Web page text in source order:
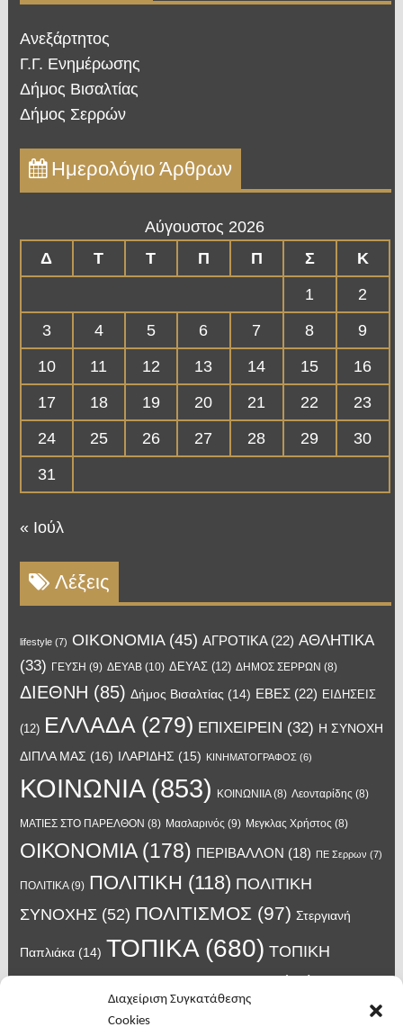
Διαχείριση Συγκατάθεσης
Cookies
Ανεξάρτητος
Γ.Γ. Ενημέρωσης
Δήμος Βισαλτίας
Δήμος Σερρών
Ημερολόγιο Άρθρων
Αύγουστος 2026
Δ
Τ Τ Π Π Σ
Κ
1
2
3
4 5 6 7 8
9
10
11 12 13 14 15
16
17
18 19 20 21 22
23
24
25 26 27 28 29
30
31
« Ιούλ
Λέξεις
lifestyle(7) OIKONOMIA(45) ΑΓΡΟΤΙΚΑ(22) ΑΘΛΗΤΙΚΑ
(33) ΓΕΥΣΗ (9) ΔΕΥΑΒ(10) ΔΕΥΑΣ(12) ΔΗΜΟΣ ΣΕΡΡΩΝ (8)
ΔΙΕΘΝΗ (85) Δήμος Βισαλτίας (14) ΕΒΕΣ(22) ΕΙΔΗΣΕΙΣ
(12) ΕΛΛΑΔΑ(279) ΕΠΙΧΕΙΡΕΙΝ (32) Η ΣΥΝΟΧΗ
ΔΙΠΛΑ ΜΑΣ (16) ΙΛΑΡΙΔΗΣ (15) ΚΙΝΗΜΑΤΟΓΡΑΦΟΣ (6)
ΚΟΙΝΩΝΙΑ(853) ΚΟΙΝΩΝΙΙΑ(8) Λεονταρίδης (8)
ΜΑΤΙΕΣ ΣΤΟ ΠΑΡΕΛΘΟΝ (8) Μασλαρινός (9) Μεγκλας Χρήστος (8)
ΟΙΚΟΝΟΜΙΑ(178) ΠΕΡΙΒΑΛΛΟΝ (18) ΠΕ Σερρων (7)
ΠΟΛΙΤΙΚΑ(9) ΠΟΛΙΤΙΚΗ (118) ΠΟΛΙΤΙΚΗ
ΣΥΝΟΧΗΣ(52) ΠΟΛΙΤΙΣΜΟΣ (97) Στεργιανή
Παπλιάκα(14) ΤΟΠΙΚΑ(680) ΤΟΠΙΚΗ
ΑΥΤΟΔΙΟΙΚΗΣΗ(45) ΤΟΥΡΙΣΜΟΣ(63)
(14) Χατζηβασιλειου